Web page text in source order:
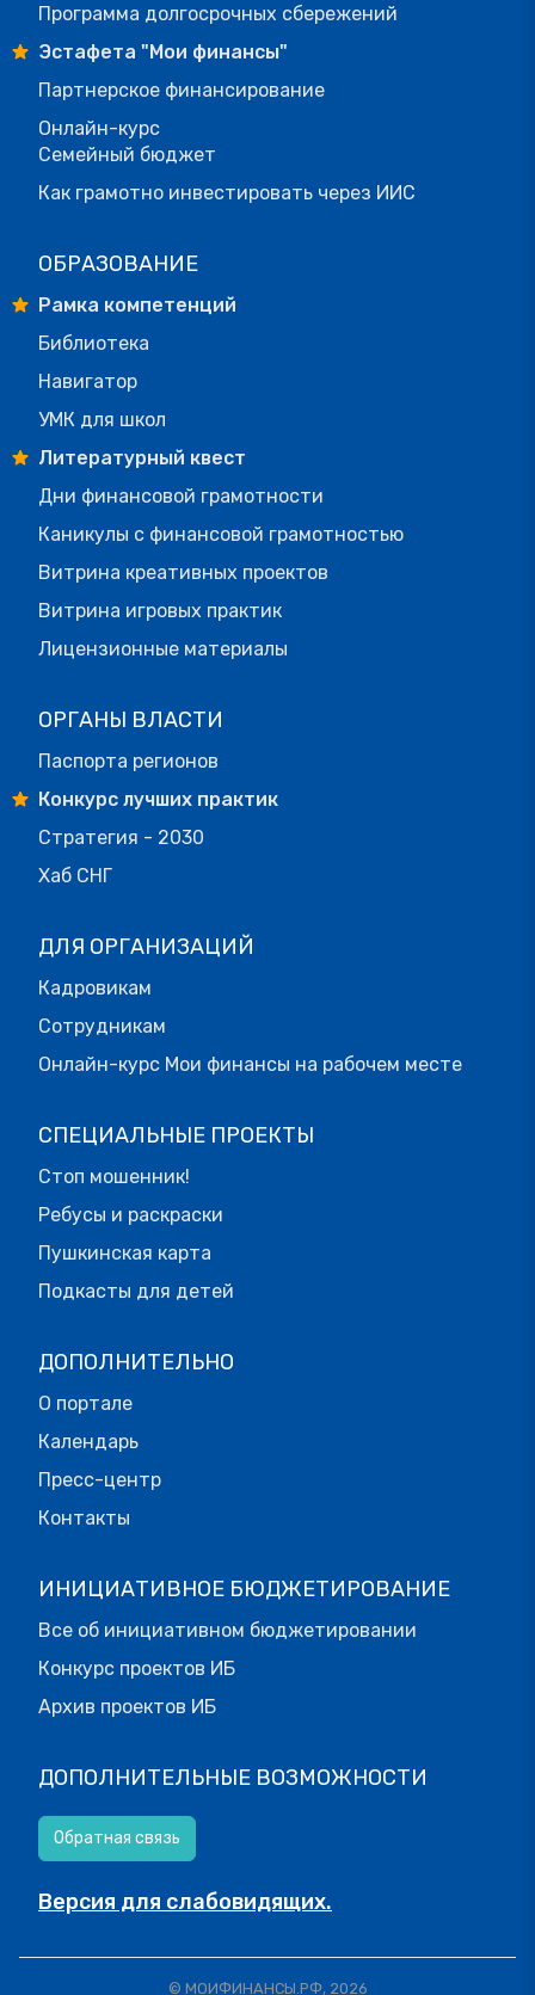
Программа долгосрочных сбережений
Эстафета "Мои финансы"
Партнерское финансирование
Онлайн-курс
Семейный бюджет
Как грамотно инвестировать через ИИС
ОБРАЗОВАНИЕ
Рамка компетенций
Библиотека
Навигатор
УМК для школ
Литературный квест
Дни финансовой грамотности
Каникулы с финансовой грамотностью
Витрина креативных проектов
Витрина игровых практик
Лицензионные материалы
ОРГАНЫ ВЛАСТИ
Паспорта регионов
Конкурс лучших практик
Стратегия - 2030
Хаб СНГ
ДЛЯ ОРГАНИЗАЦИЙ
Кадровикам
Сотрудникам
Онлайн-курс Мои финансы на рабочем месте
СПЕЦИАЛЬНЫЕ ПРОЕКТЫ
Стоп мошенник!
Ребусы и раскраски
Пушкинская карта
Подкасты для детей
ДОПОЛНИТЕЛЬНО
О портале
Календарь
Пресс-центр
Контакты
ИНИЦИАТИВНОЕ БЮДЖЕТИРОВАНИЕ
Все об инициативном бюджетировании
Конкурс проектов ИБ
Архив проектов ИБ
ДОПОЛНИТЕЛЬНЫЕ ВОЗМОЖНОСТИ
Обратная связь
Версия для слабовидящих.
© МОИФИНАНСЫ.РФ, 2026